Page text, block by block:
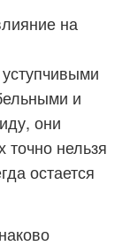
на
и
они
нельзя
остается